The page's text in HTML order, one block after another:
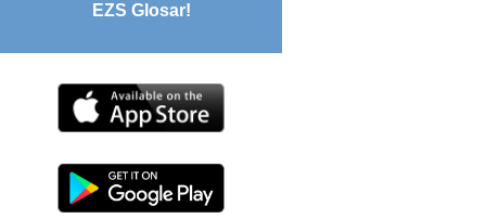
EZS Glosar!